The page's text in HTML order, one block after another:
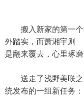
第三
搬入新家的第一个
外踏实，而萧湘宇则
是翻来覆去，心里琢磨
送走了浅野美咲之
统发布的一组新任务：